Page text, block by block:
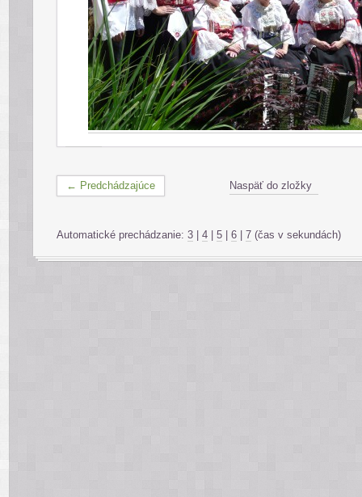
← Predchádzajúce Naspäť do zložky
Automatické prechádzanie: 3 4 5 6 7 (čas v sekundách)